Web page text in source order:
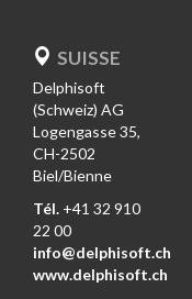
SUISSE
Delphisoft
(Schweiz) AG
Logengasse 35,
CH-2502
Biel/Bienne
Tél. +41 32 910
22 00
info@delphisoft.ch
www.delphisoft.ch